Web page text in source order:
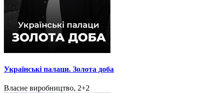
Українські палаци. Золота доба
Власне виробництво, 2+2